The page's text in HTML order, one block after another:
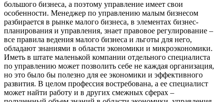
большого бизнеса, а поэтому управление имеет свои
особенности. Менеджер по управлению малым бизнесом
разбирается в рынке малого бизнеса, в элементах бизнес-
планирования и управления, знает правовое регулирование –
все правила ведения малого бизнеса и льготы для него,
обладают знаниями в области экономики и микроэкономики.
Иметь в штате маленькой компании отдельного специалиста
по управлению может позволить себе не каждая организация,
но это было бы полезно для ее экономики и эффективного
развития. В целом профессия востребована, а ее специалист
может найти работу и в других смежных сферах –